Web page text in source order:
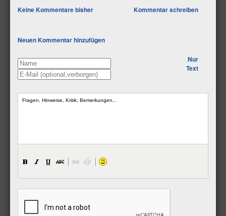
Keine Kommentare bisher Kommentar schreiben
Neuen Kommentar hinzufügen
Nur
Text